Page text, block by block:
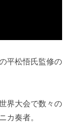
平松悟氏監修の
界大会で数々の
カ奏者。